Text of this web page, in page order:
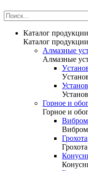
Каталог продукции
Каталог продукции
Алмазные
Алмазные
Горное и
Горное и
Грохота
Грохота